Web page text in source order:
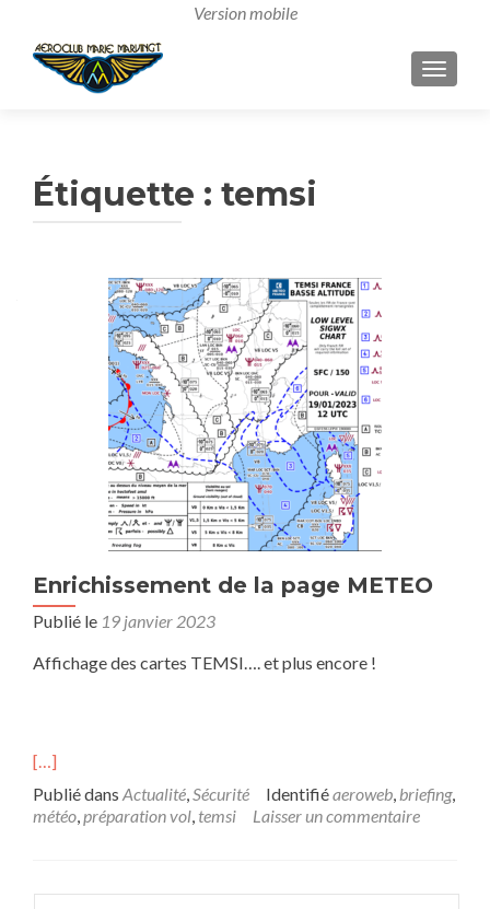
Étiquette : temsi
Enrichissement de la page METEO
Publié le 19 janvier 2023
Affichage des cartes TEMSI…. et plus encore !
[…]
Publié dans Actualité,Sécurité Identifiéaeroweb, briefing,
météo,préparation vol, temsi Laisser un commentaire